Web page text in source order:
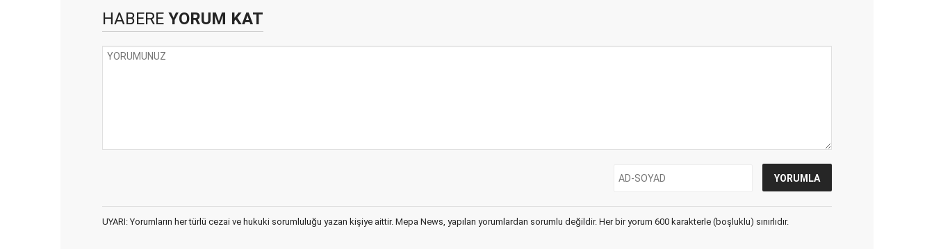
HABERE YORUM KAT
UYARI: Yorumların her türlü cezai ve hukuki sorumluluğu yazan kişiye aittir. Mepa News, yapılan yorumlardan sorumlu değildir. Her bir yorum 600 karakterle (boşluklu) sınırlıdır.